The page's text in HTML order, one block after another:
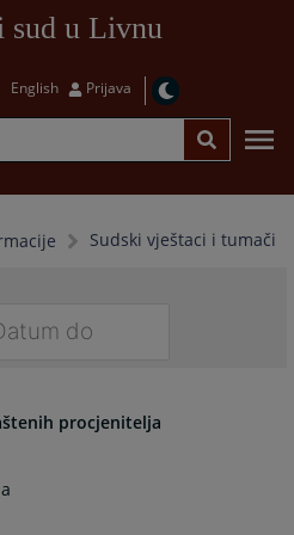
sud u Livnu
English Prijava
Sudski vještaci i tumači
procjenitelja